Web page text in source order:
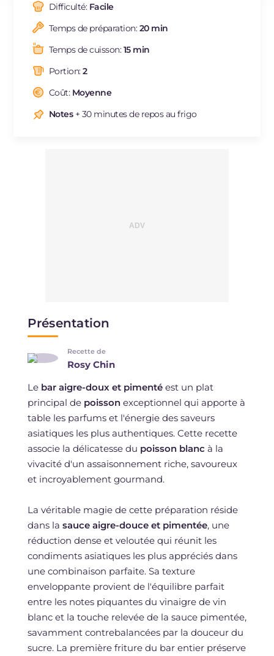
NL
BR
Difficulté: Facile
Temps de préparation:20 min
Temps de cuisson:15 min
Portion:2
Coût: Moyenne
Notes+ 30 minutes de repos au frigo
Présentation
Recette de
Rosy Chin
Le bar aigre-doux et pimentéest un plat
principal de poissonexceptionnel qui apporte à
table les parfums et l'énergie des saveurs
asiatiques les plus authentiques. Cette recette
associe la délicatesse du poisson blanc à la
vivacité d'un assaisonnement riche, savoureux
et incroyablement gourmand.
La véritable magie de cette préparation réside
dans la sauce aigre-douce et pimentée, une
réduction dense et veloutée qui réunit les
condiments asiatiques les plus appréciés dans
une combinaison parfaite. Sa texture
enveloppante provient de l'équilibre parfait
entre les notes piquantes du vinaigre de vin
blanc et la touche relevée de la sauce pimentée,
savamment contrebalancées par la douceur du
sucre. La première friture du bar entier préserve